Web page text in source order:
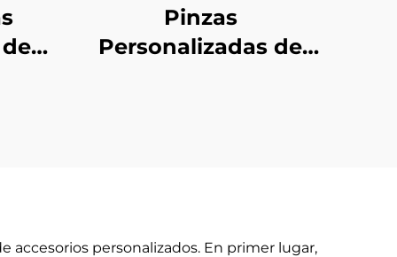
Pinzas
Personalizadas de
accesorios personalizados. En primer lugar,